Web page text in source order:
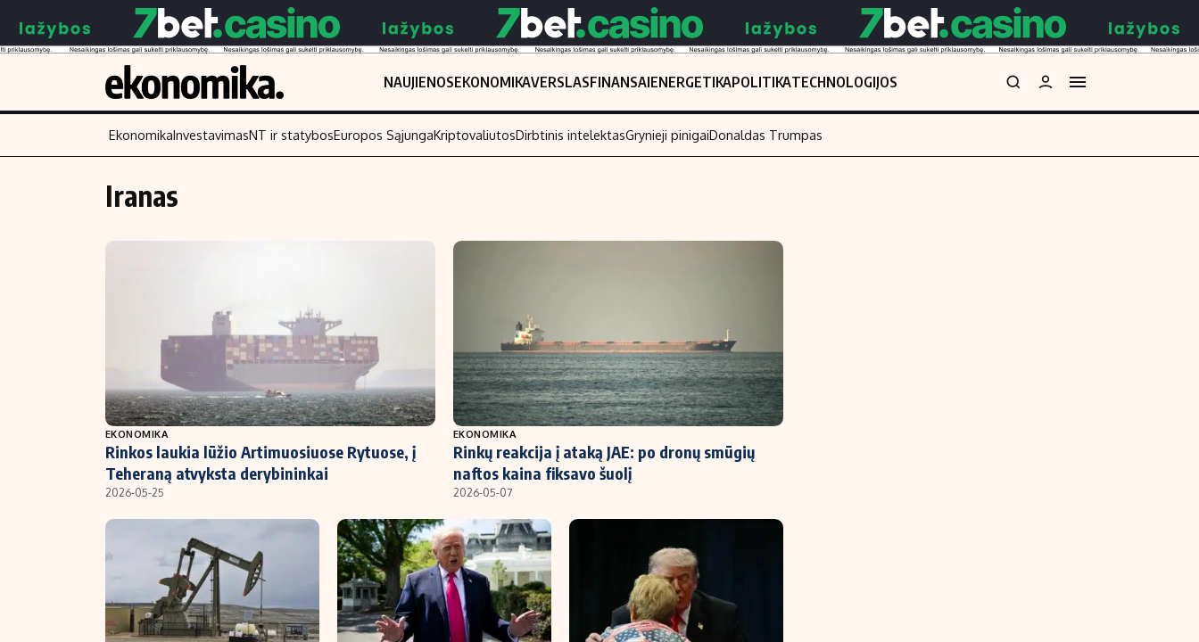
NAUJIENOSEKONOMIKAVERSLASFINANSAIENERGETIKAPOLITIKATECHNOLOGIJOS
Turinys
Naujienos
Politika
NT ir statybos
Technologijos
Laisvalaikis
Investavimas
Kriptovaliutos
Infliacija
Migracija
Nedarbo išmokos skaičiuoklė
Būsto finansai
Įdomios naujienos
EkonomikaInvestavimasNT ir statybosEuropos SąjungaKriptovaliutosDirbtinis intelektasGrynieji pinigaiDonaldas Trumpas
Iranas
EKONOMIKA
Rinkos laukia lūžio Artimuosiuose Rytuose, į
Teheraną atvyksta derybininkai
2026-05-25
EKONOMIKA
Rinkų reakcija į ataką JAE: po dronų smūgių
naftos kaina fiksavo šuolį
2026-05-07